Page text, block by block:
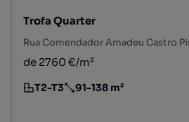
Trofa Quarter
de 2760 €/m²
Tipologia
T2-T3
Preço por metro quadrado
91-138 m²